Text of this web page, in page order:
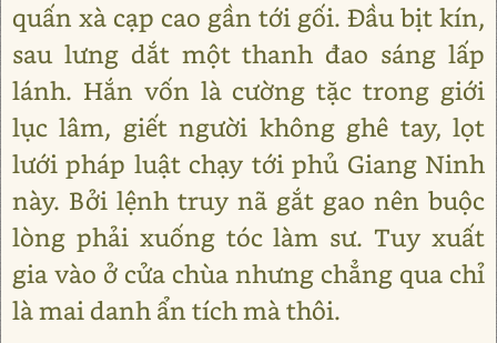
quấn xà cạp cao gần tới gối. Đầu bịt kín,
sau lưng dắt một thanh đao sáng lấp
lánh. Hắn vốn là cường tặc trong giới
lục lâm, giết người không ghê tay, lọt
lưới pháp luật chạy tới phủ Giang Ninh
này. Bởi lệnh truy nã gắt gao nên buộc
lòng phải xuống tóc làm sư. Tuy xuất
gia vào ở cửa chùa nhưng chẳng qua chỉ
là mai danh ẩn tích mà thôi.